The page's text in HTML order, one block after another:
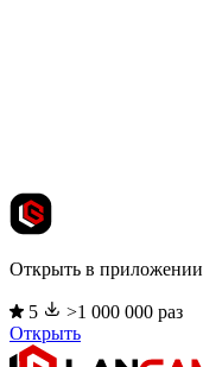
Открыть в приложении
5
>1 000 000 раз
Открыть